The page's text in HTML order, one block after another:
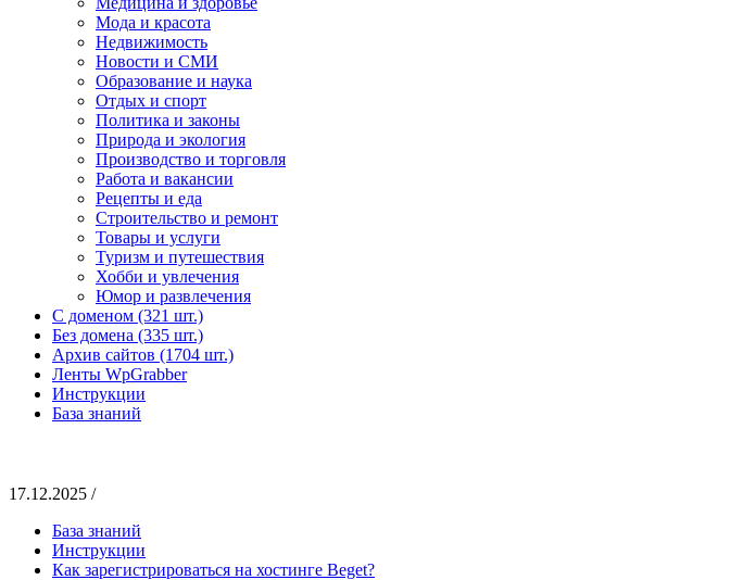
Мода и красота
Недвижимость
Новости и СМИ
Образование и наука
Отдых и спорт
Политика и законы
Природа и экология
Производство и торговля
Работа и вакансии
Рецепты и еда
Строительство и ремонт
Товары и услуги
Туризм и путешествия
Хобби и увлечения
Юмор и развлечения
С доменом (321 шт.)
Без домена (335 шт.)
Архив сайтов (1704 шт.)
Ленты WpGrabber
Инструкции
База знаний
17.12.2025 /
База знаний
Инструкции
Как зарегистрироваться на хостинге Beget?